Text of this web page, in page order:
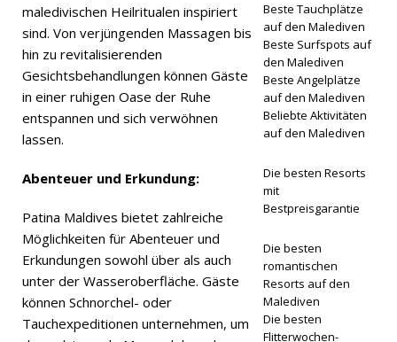
bis zu 801
Rabatt
und
en
Transfers
SONDERA
maledivischen Heilritualen inspiriert
sind. Von verjüngenden Massagen bis
hin zu revitalisierenden
Gesichtsbehandlungen können Gäste
in einer ruhigen Oase der Ruhe
entspannen und sich verwöhnen
lassen.
Abenteuer und Erkundung:
Patina Maldives bietet zahlreiche
Möglichkeiten für Abenteuer und
Erkundungen sowohl über als auch
unter der Wasseroberfläche. Gäste
können Schnorchel- oder
Tauchexpeditionen unternehmen, um
Beste Tauchplätze
auf den Malediven
Beste Surfspots auf
den Malediven
Beste Angelplätze
auf den Malediven
Beliebte Aktivitäten
auf den Malediven
Die besten Resorts
mit
Bestpreisgarantie
Die besten
romantischen
Resorts auf den
Malediven
Die besten
Flitterwochen-